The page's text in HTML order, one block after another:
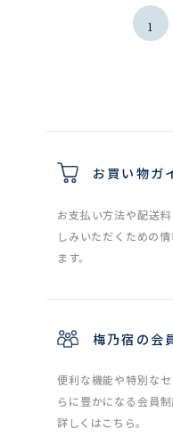
1
お買い物ガ
お支払い方法や配送
しみいただくための
ます。
梅乃宿の会
便利な機能や特別な
らに豊かになる会員
詳しくはこちら。